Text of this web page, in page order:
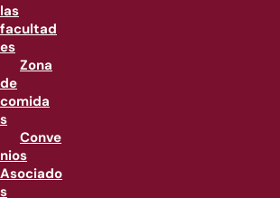
las
facultad
es
Zona
de
comida
s
Conve
nios
Asociado
s